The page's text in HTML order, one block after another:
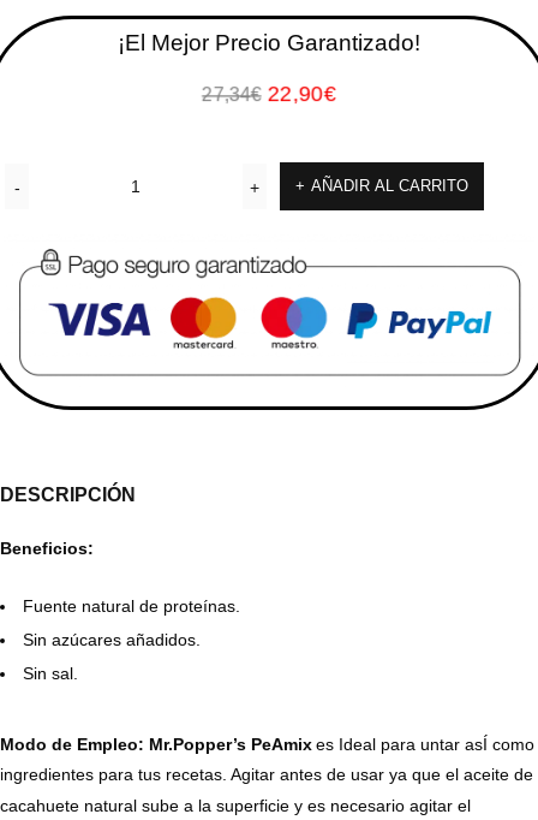
¡El Mejor Precio Garantizado!
27,34€ 22,90€
AÑADIR AL CARRITO
DESCRIPCIÓN
Beneficios:
Fuente natural de proteínas.
Sin azúcares añadidos.
Sin sal.
Modo de Empleo: Mr.Popper’s PeAmixes Ideal para untar asÍ como
ingredientes para tus recetas. Agitar antes de usar ya que el aceite de
cacahuete natural sube a la superficie y es necesario agitar el